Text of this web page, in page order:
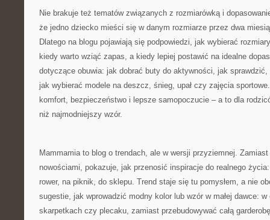
Nie brakuje też tematów związanych z rozmiarówką i
że jedno dziecko mieści się w danym rozmiarze przez dwa
Dlatego na blogu pojawiają się podpowiedzi, jak wybierać rozmiary
kiedy warto wziąć zapas, a kiedy lepiej postawić na idealne
dotyczące obuwia: jak dobrać buty do aktywności, jak
jak wybierać modele na deszcz, śnieg, upał czy zajęcia
komfort, bezpieczeństwo i lepsze samopoczucie – a to dla
niż najmodniejszy wzór.
Mammamia to blog o trendach, ale w wersji przyziemnej.
nowościami, pokazuje, jak przenosić inspiracje do realnego
rower, na piknik, do sklepu. Trend staje się tu pomysłem, a nie
sugestie, jak wprowadzić modny kolor lub wzór w małej dawce:
skarpetkach czy plecaku, zamiast przebudowywać całą